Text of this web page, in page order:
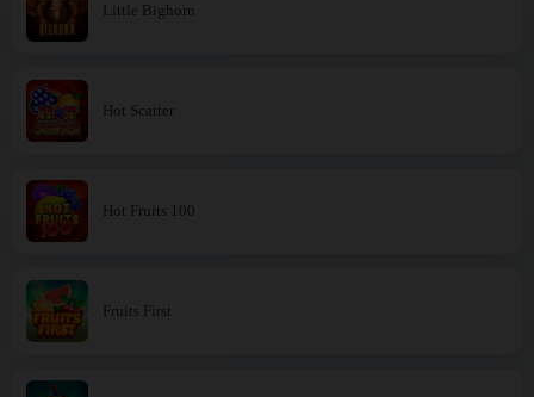
Little Bighorn
Hot Scatter
Hot Fruits 100
Fruits First